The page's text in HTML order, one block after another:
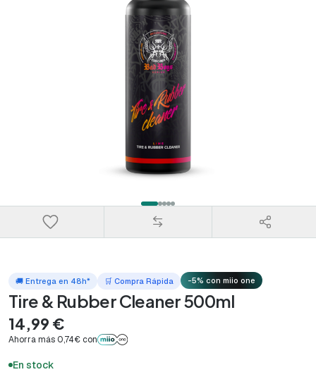
🚚 Entrega en 48h* 🛒 Compra Rápida -5% con miio one
Tire & Rubber Cleaner 500ml
14,99 €
Ahorra más 0,74€ con
En stock